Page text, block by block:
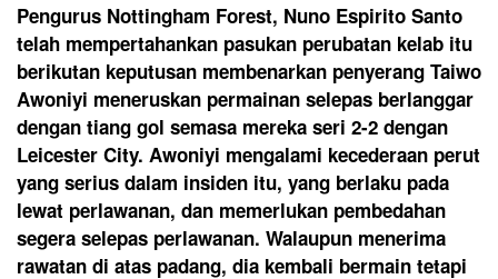
Pengurus Nottingham Forest, Nuno Espirito Santo
telah mempertahankan pasukan perubatan kelab itu
berikutan keputusan membenarkan penyerang Taiwo
Awoniyi meneruskan permainan selepas berlanggar
dengan tiang gol semasa mereka seri 2-2 dengan
Leicester City. Awoniyi mengalami kecederaan perut
yang serius dalam insiden itu, yang berlaku pada
lewat perlawanan, dan memerlukan pembedahan
segera selepas perlawanan. Walaupun menerima
rawatan di atas padang, dia kembali bermain tetapi